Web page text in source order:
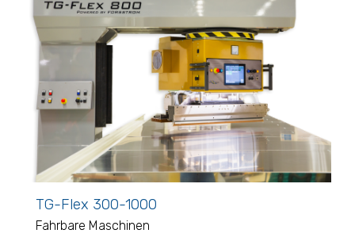
TG-Flex 300-1000
Fahrbare Maschinen